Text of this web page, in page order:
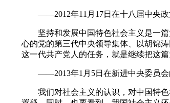
——2012年11月17日在十八届中央政
坚持和发展中国特色社会主义是一篇
心的党的第三代中央领导集体、以胡锦
这一代共产党人的任务，就是继续把这篇
——2013年1月5日在新进中央委员会
我们对社会主义的认识，对中国特色